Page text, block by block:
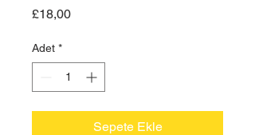
£18,00Fiyat
Adet *
Sepete Ekle